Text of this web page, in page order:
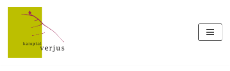
Inhalt